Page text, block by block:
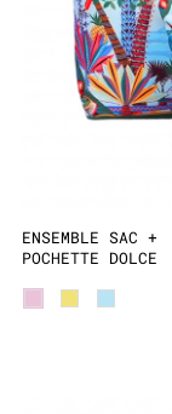
ENSEMBLE SAC +
POCHETTE DOLCE